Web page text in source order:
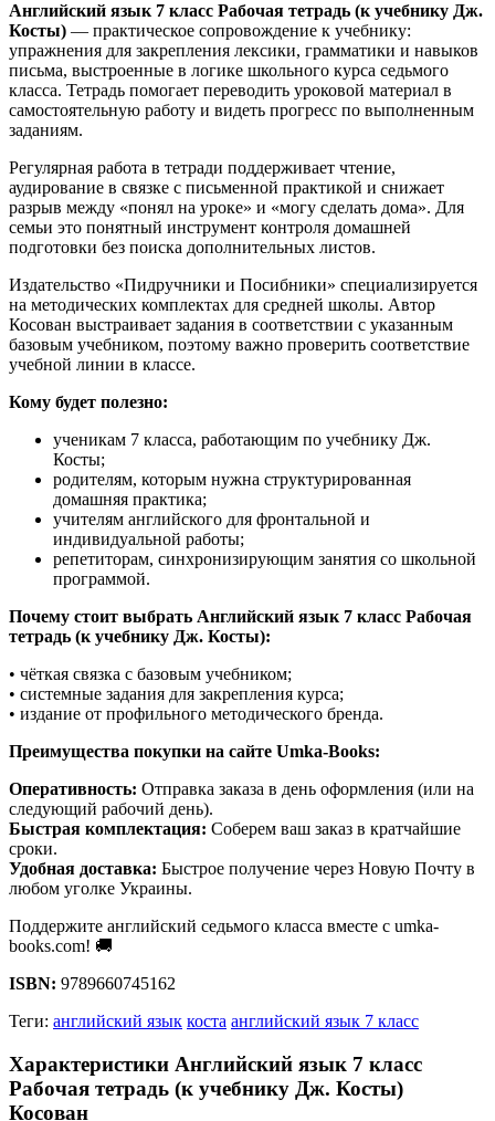
Английский язык 7 класс Рабочая тетрадь (к учебнику Дж.
Косты) — практическое сопровождение к учебнику:
упражнения для закрепления лексики, грамматики и навыков
письма, выстроенные в логике школьного курса седьмого
класса. Тетрадь помогает переводить уроковой материал в
самостоятельную работу и видеть прогресс по выполненным
заданиям.
Регулярная работа в тетради поддерживает чтение,
аудирование в связке с письменной практикой и снижает
разрыв между «понял на уроке» и «могу сделать дома». Для
семьи это понятный инструмент контроля домашней
подготовки без поиска дополнительных листов.
Издательство «Пидручники и Посибники» специализируется
на методических комплектах для средней школы. Автор
Косован выстраивает задания в соответствии с указанным
базовым учебником, поэтому важно проверить соответствие
учебной линии в классе.
Кому будет полезно:
ученикам 7 класса, работающим по учебнику Дж.
Косты;
родителям, которым нужна структурированная
домашняя практика;
учителям английского для фронтальной и
индивидуальной работы;
репетиторам, синхронизирующим занятия со школьной
программой.
Почему стоит выбрать Английский язык 7 класс Рабочая
тетрадь (к учебнику Дж. Косты):
• чёткая связка с базовым учебником;
• системные задания для закрепления курса;
• издание от профильного методического бренда.
Преимущества покупки на сайте Umka-Books:
Оперативность: Отправка заказа в день оформления (или на
следующий рабочий день).
Быстрая комплектация: Соберем ваш заказ в кратчайшие
сроки.
Удобная доставка: Быстрое получение через Новую Почту в
любом уголке Украины.
Поддержите английский седьмого класса вместе с umka-
books.com! 🚚
ISBN: 9789660745162
Теги: английский язык коста английский язык 7 класс
Характеристики Английский язык 7 класс
Рабочая тетрадь (к учебнику Дж. Косты)
Косован